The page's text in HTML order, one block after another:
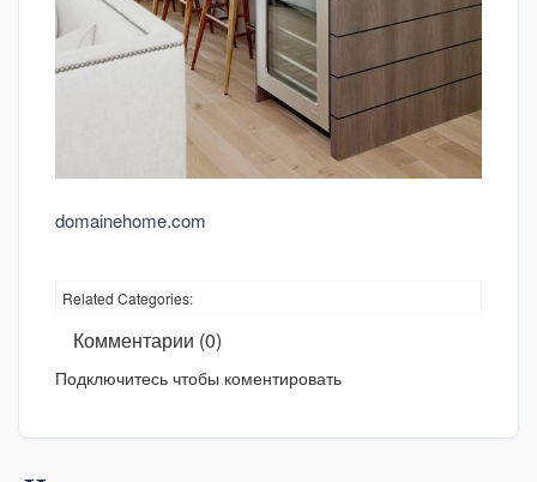
domainehome.com
Related Categories:
Комментарии (0)
Подключитесь чтобы коментировать